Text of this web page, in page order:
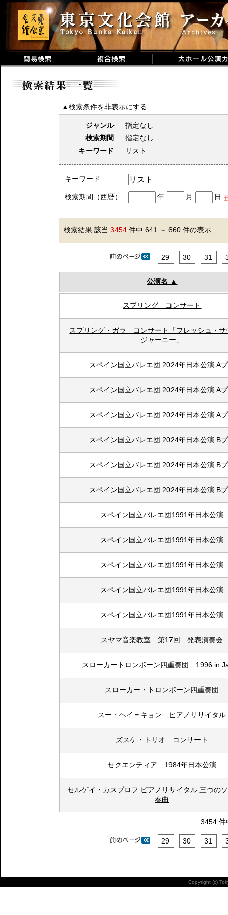
▲検索条件を非表示にする
ジャンル
指定なし
検索期間
指定なし
キーワード
リスト
キーワード
検索期間（西暦） 年 月 日
検索結果 該当3454 件中 641 ～ 660 件の表示
29 30 31
公演名
スプリング コンサート
スプリング・ガラ コンサート「フレッシュ・サ
ジャーニー」
スペイン国立バレエ団 2024年日本公演 A
スペイン国立バレエ団 2024年日本公演 A
スペイン国立バレエ団 2024年日本公演 A
スペイン国立バレエ団 2024年日本公演 B
スペイン国立バレエ団 2024年日本公演 B
スペイン国立バレエ団 2024年日本公演 B
スペイン国立バレエ団1991年日本公演
スペイン国立バレエ団1991年日本公演
スペイン国立バレエ団1991年日本公演
スペイン国立バレエ団1991年日本公演
スペイン国立バレエ団1991年日本公演
スヤマ音楽教室 第17回 発表演奏会
スローカートロンボーン四重奏団 1996 in
スローカー・トロンボーン四重奏団
スー・ヘイ＝キョン ピアノリサイタル
ズスケ・トリオ コンサート
セクエンティア 1984年日本公演
セルゲイ・カスプロフ ピアノリサイタル 三つの
奏曲
3454 件
29 30 31
Copyright (c)